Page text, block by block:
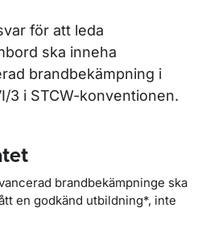
för att leda
ska inneha
brandbekämpning i
3 i STCW-konventionen.
brandbekämpninge ska
en godkänd utbildning*, inte